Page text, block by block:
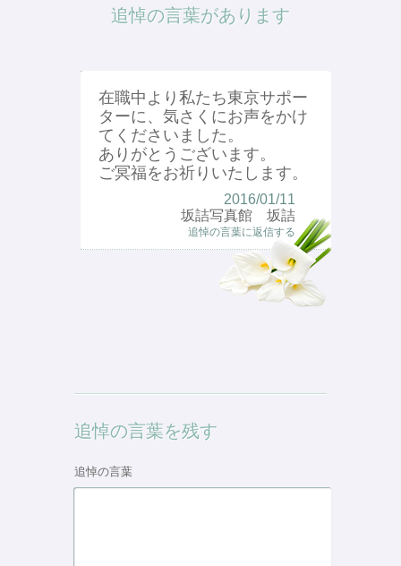
追悼の言葉があります
在職中より私たち東京サポー
ターに、気さくにお声をかけ
てくださいました。
ありがとうございます。
ご冥福をお祈りいたします。
2016/01/11
坂詰写真館 坂詰
追悼の言葉に返信する
追悼の言葉を残す
追悼の言葉